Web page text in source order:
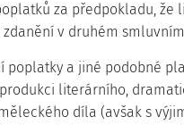
za předpokladu, že
v druhém
poplatky a jiné podobné
literárního,
díla (avšak s